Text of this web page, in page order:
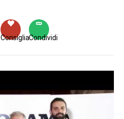
Condividi
Consiglia